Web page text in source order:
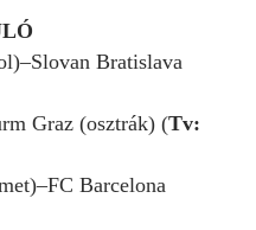
Bratislava
Graz (osztrák) (Tv:
Barcelona